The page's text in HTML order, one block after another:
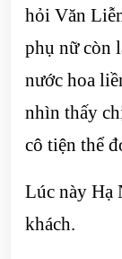
hỏi Văn
phụ nữ còn
nước hoa
nhìn thấy
cô tiện thể
Lúc này Hạ
khách.